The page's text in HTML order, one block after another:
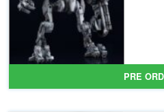
PRE